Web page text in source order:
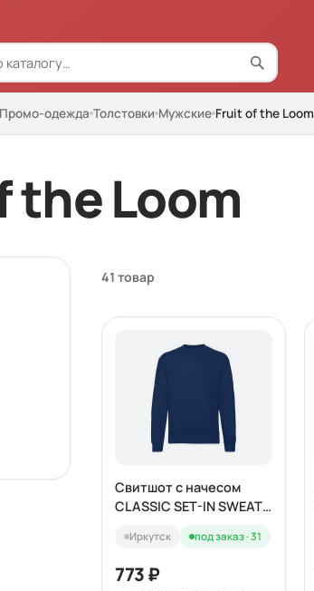
Промо-одежда Толстовки Мужские Fruit of the Loom
the Loom
41 товар
Свитшот с начесом
CLASSIC SET-IN SWEAT
Иркутск под заказ · 31
773 ₽